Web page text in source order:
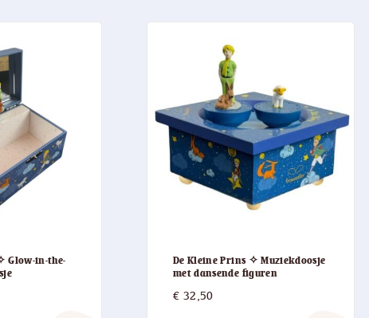
Glow-in-the-
De Kleine Prins ✧ Muziekdoosje
met dansende figuren
€ 32,50